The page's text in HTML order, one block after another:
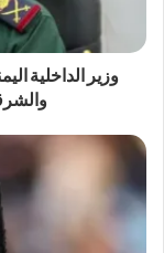
وزير الداخلية